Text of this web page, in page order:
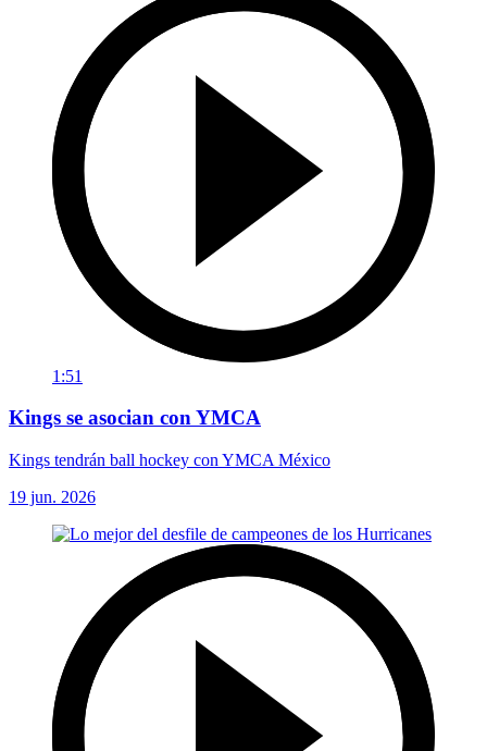
1:51
Kings se asocian con YMCA
Kings tendrán ball hockey con YMCA México
19 jun. 2026